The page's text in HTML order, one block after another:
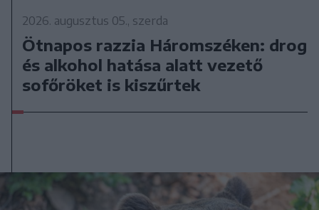
2026. augusztus 05., szerda
Ötnapos razzia Háromszéken: drog
és alkohol hatása alatt vezető
sofőröket is kiszűrtek